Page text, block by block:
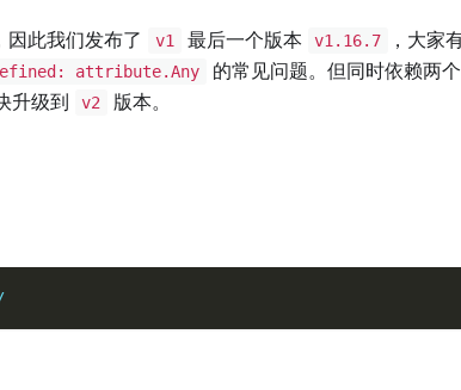
因此我们发布了 v1 最后一个版本 v1.16.7
，大家
attribute.Any
的常见问题。但同时依赖两
升级到 v2 版本。